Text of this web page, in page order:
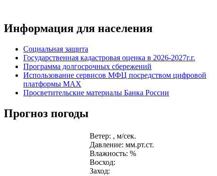
Информация для населения
Социальная защита
Государственная кадастровая оценка в 2026-2027г.г.
Программа долгосрочных сбережений
Использование сервисов МФЦ посредством цифровой
платформы MAX
Просветительские материалы Банка России
Прогноз погоды
Ветер: , м/сек.
Давление: мм.рт.ст.
Влажность: %
Восход:
Заход: